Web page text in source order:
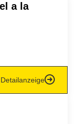
a la
Detailanzeige